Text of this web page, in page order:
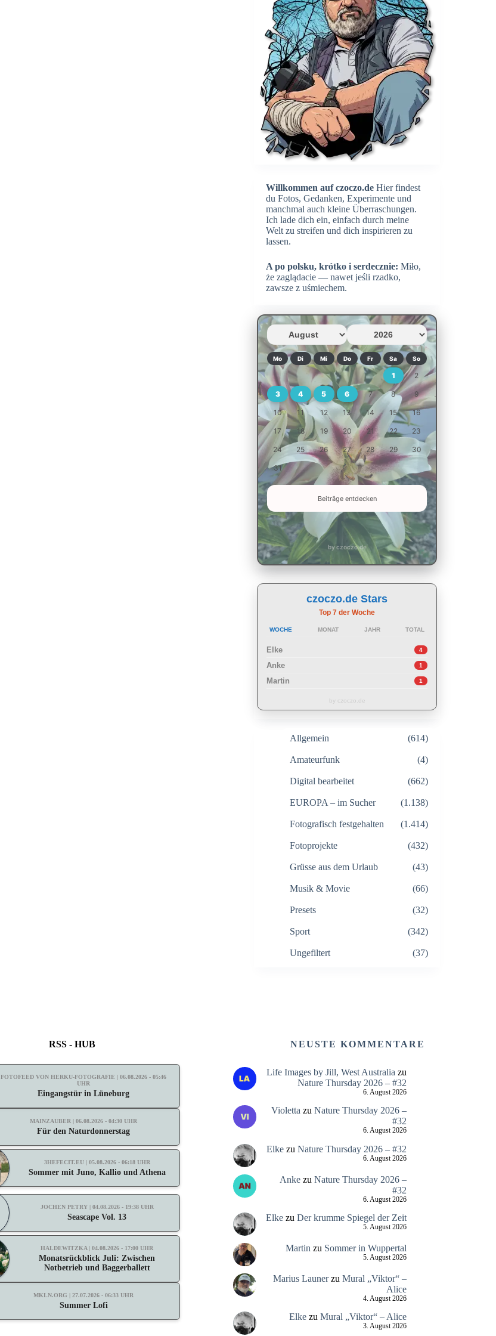
Willkommen auf czoczo.de Hier findest
du Fotos, Gedanken, Experimente und
manchmal auch kleine Überraschungen.
Ich lade dich ein, einfach durch meine
Welt zu streifen und dich inspirieren zu
lassen.
A po polsku, krótko i serdecznie: Miło,
że zaglądacie — nawet jeśli rzadko,
zawsze z uśmiechem.
Mo Di Mi Do Fr Sa So
1 2
3 4 5 6 7 8 9
10 11 12 13 14 15 16
17 18 19 20 21 22 23
24 25 26 27 28 29 30
31
Beiträge entdecken
by czoczo.de
czoczo.de Stars
Top 7 der Woche
WOCHE MONAT JAHR TOTAL
Elke 4
Anke 1
Martin 1
by czoczo.de
Allgemein (614)
Amateurfunk (4)
Digital bearbeitet (662)
EUROPA – im Sucher (1.138)
Fotografisch festgehalten (1.414)
Fotoprojekte (432)
Grüsse aus dem Urlaub (43)
Musik & Movie (66)
Presets (32)
Sport (342)
Ungefiltert (37)
RSS - HUB
FOTOFEED VON HERKU-FOTOGRAFIE | 06.08.2026 - 05:46
UHR
Eingangstür in Lüneburg
MAINZAUBER | 06.08.2026 - 04:30 UHR
Für den Naturdonnerstag
3HEFECIT.EU | 05.08.2026 - 06:18 UHR
Sommer mit Juno, Kallio und Athena
JOCHEN PETRY | 04.08.2026 - 19:38 UHR
Seascape Vol. 13
HALDEWITZKA | 04.08.2026 - 17:00 UHR
Monatsrückblick Juli: Zwischen
Notbetrieb und Baggerballett
MKLN.ORG | 27.07.2026 - 06:33 UHR
Summer Lofi
NEUSTE KOMMENTARE
Life Images by Jill, West Australia zu
Nature Thursday 2026 – #32
6. August 2026
Violetta zu Nature Thursday 2026 –
#32
6. August 2026
Elkezu Nature Thursday 2026 – #32
6. August 2026
Ankezu Nature Thursday 2026 –
#32
6. August 2026
Elkezu Der krumme Spiegel der Zeit
5. August 2026
Martin zu Sommer in Wuppertal
5. August 2026
Marius Launerzu Mural „Viktor“ –
Alice
4. August 2026
Elkezu Mural „Viktor“ – Alice
3. August 2026